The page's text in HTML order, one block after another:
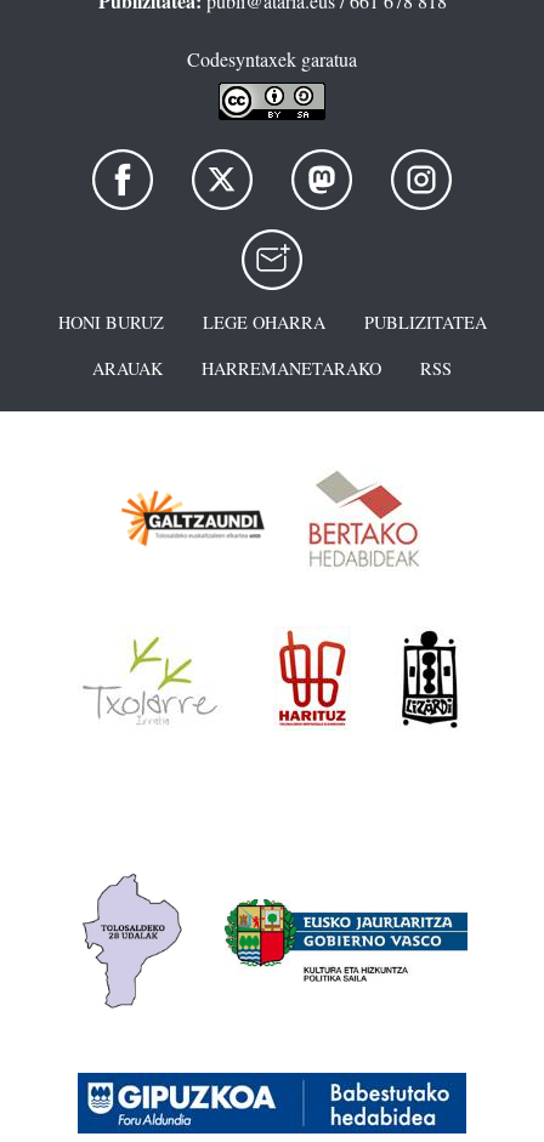
Codesyntaxek garatua
HONI BURUZ LEGE OHARRA
PUBLIZITATEA
ARAUAK
HARREMANETARAKO RSS